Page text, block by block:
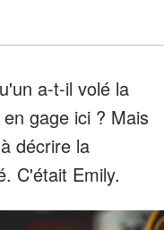
a-t-il volé la
gage ici ? Mais
décrire la
C'était Emily.